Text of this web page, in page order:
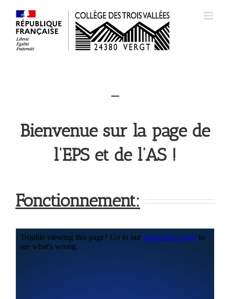
contenu
–
Bienvenue sur la page de
l’EPS et de l’AS !
Fonctionnement: